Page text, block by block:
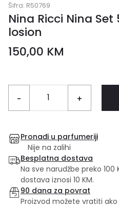
Šifra: R50769
Nina Ricci Nina
losion
150,00 KM
- +
Pronađi u parfumeriji
Nije na zalihi
Besplatna dostava
Na sve narudžbe preko 100
dostava iznosi 10 KM.
90 dana za povrat
Proizvod možete vratiti